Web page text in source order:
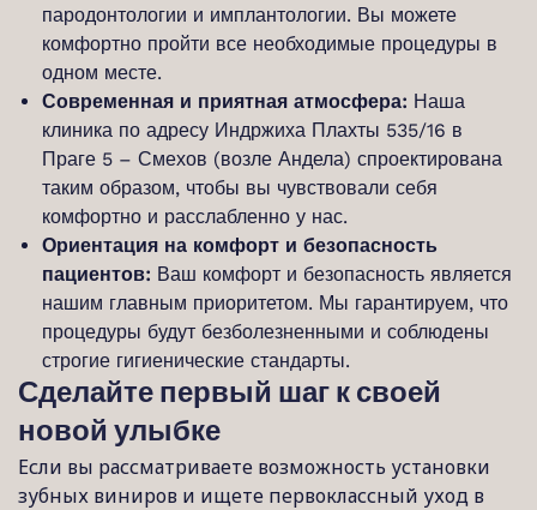
пародонтологии и имплантологии. Вы можете
комфортно пройти все необходимые процедуры в
одном месте.
Современная и приятная атмосфера: Наша
клиника по адресу Индржиха Плахты 535/16 в
Праге 5 – Смехов (возле Андела) спроектирована
таким образом, чтобы вы чувствовали себя
комфортно и расслабленно у нас.
Ориентация на комфорт и безопасность
пациентов: Ваш комфорт и безопасность является
нашим главным приоритетом. Мы гарантируем, что
процедуры будут безболезненными и соблюдены
строгие гигиенические стандарты.
Сделайте первый шаг к своей
новой улыбке
Если вы рассматриваете возможность установки
зубных виниров и ищете первоклассный уход в